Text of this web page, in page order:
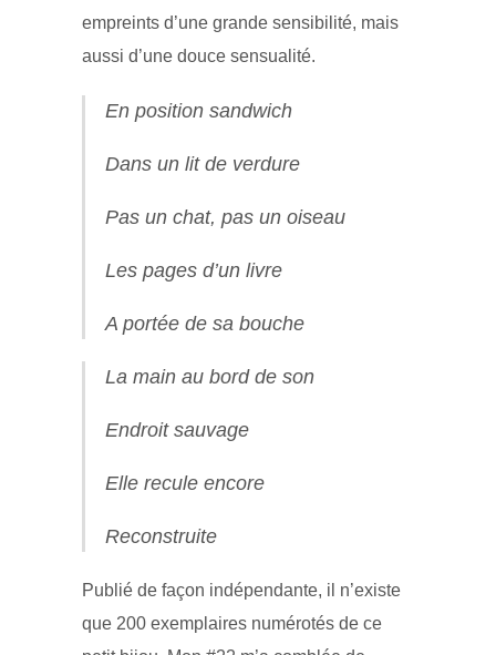
empreints d’une grande sensibilité, mais
aussi d’une douce sensualité.
En position sandwich
Dans un lit de verdure
Pas un chat, pas un oiseau
Les pages d’un livre
A portée de sa bouche
La main au bord de son
Endroit sauvage
Elle recule encore
Reconstruite
Publié de façon indépendante, il n’existe
que 200 exemplaires numérotés de ce